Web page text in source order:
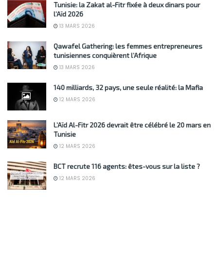
Tunisie: la Zakat al-Fitr fixée à deux dinars pour
l’Aïd 2026
13 MARS 2026
Qawafel Gathering: les femmes entrepreneures
tunisiennes conquièrent l’Afrique
13 MARS 2026
140 milliards, 32 pays, une seule réalité: la Mafia
12 MARS 2026
L’Aïd Al-Fitr 2026 devrait être célébré le 20 mars en
Tunisie
12 MARS 2026
BCT recrute 116 agents: êtes-vous sur la liste ?
12 MARS 2026